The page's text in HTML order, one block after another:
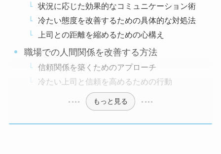
状況に応じた効果的なコミュニケーション術
冷たい態度を改善するための具体的な対処法
上司との距離を縮めるための心構え
職場での人間関係を改善する方法
信頼関係を築くためのアプローチ
冷たい上司と信頼を高めるための行動
もっと見る